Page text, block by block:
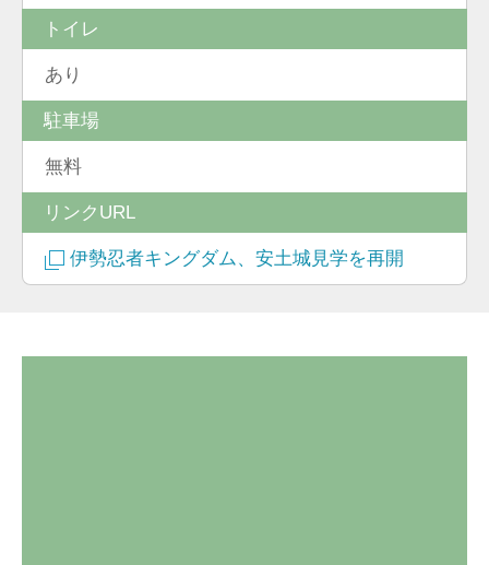
トイレ
あり
駐車場
無料
リンクURL
伊勢忍者キングダム、安土城見学を再開